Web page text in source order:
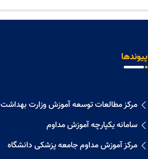
پیوندها
مرکز مطالعات توسعه آموزش وزارت بهداشت
سامانه یکپارچه آموزش مداوم
مرکز آموزش مداوم جامعه پزشکی دانشگاه